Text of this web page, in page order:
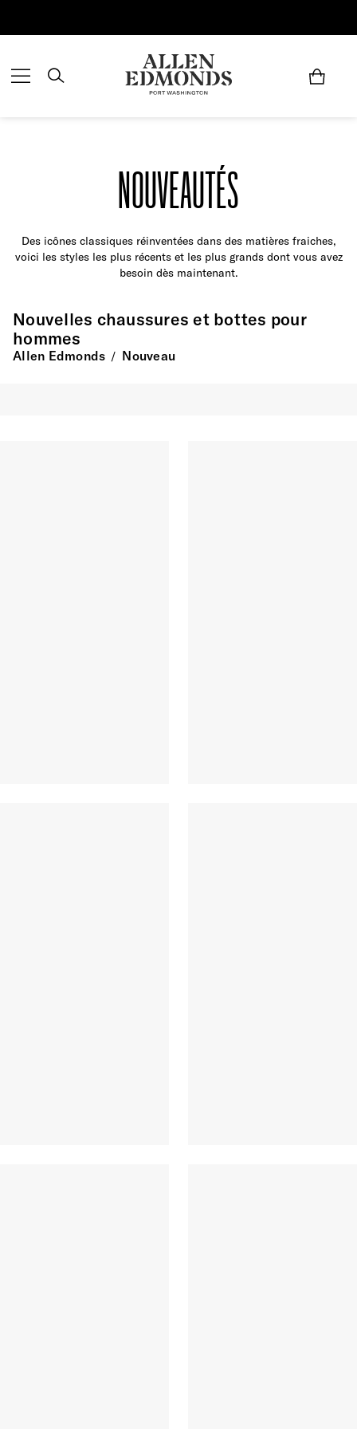
NOUVEAUTÉS
Des icônes classiques réinventées dans des matières fraiches,
voici les styles les plus récents et les plus grands dont vous avez
besoin dès maintenant.
Nouvelles chaussures et bottes pour
hommes
Allen Edmonds / Nouveau